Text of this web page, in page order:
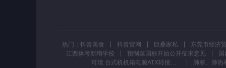
热门： 抖音美食 抖音官网
巨桑家私
江西体考新增学校
预制菜国标开始公开征求意见
可境 台式机机箱电源ATX转接板取电板引出模块供电输出接线柱#电源#机箱电源#转接板 #电器维修